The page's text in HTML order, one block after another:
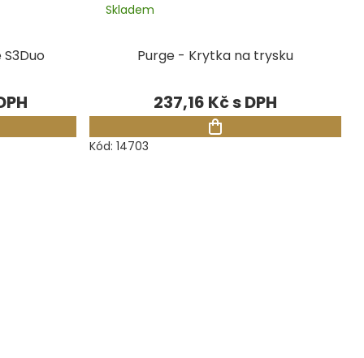
Purge - Krytka na trysku
Skladem
237,16 Kč
Kód: 14703